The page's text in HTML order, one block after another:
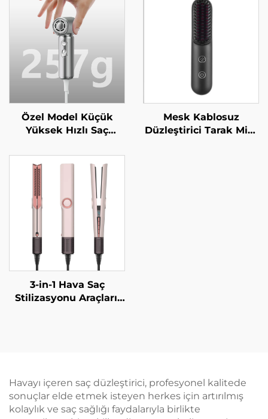
Özel Model Küçük
Yüksek Hızlı Saç
Milyon/adet/m³
Plazma 4 Isıtma Ayarı
Hafif Mini Saç
Kurutma Makinesi
Mesk Kablosuz
Düzleştirici Tarak Mini
3-in-1 Hava Saç
Stilizasyonu Araçları,
Havayı içeren saç düzleştirici, profesyonel kalitede
sonuçlar elde etmek isteyen herkes için artırılmış
kolaylık ve saç sağlığı faydalarıyla birlikte